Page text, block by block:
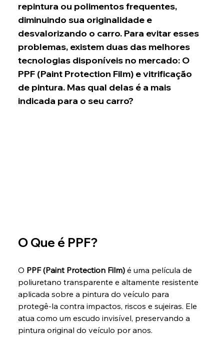
repintura ou polimentos frequentes,
diminuindo sua originalidade e
desvalorizando o carro. Para evitar esses
problemas, existem duas das melhores
tecnologias disponíveis no mercado: O
PPF (Paint Protection Film) e vitrificação
de pintura. Mas qual delas é a mais
indicada para o seu carro?
O Que é PPF?
O PPF (Paint Protection Film) é uma película de
poliuretano transparente e altamente resistente
aplicada sobre a pintura do veículo para
protegê-la contra impactos, riscos e sujeiras. Ele
atua como um escudo invisível, preservando a
pintura original do veículo por anos.